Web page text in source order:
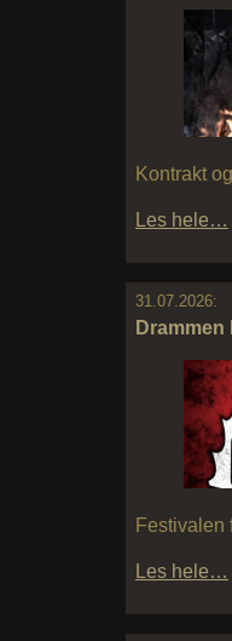
Kontrakt
Les hele…
31.07.2026:
Drammen
Festivalen
Les hele…